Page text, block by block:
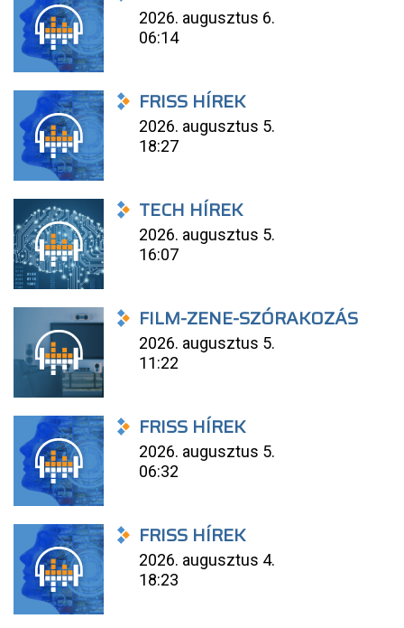
2026. augusztus 6.
06:14
FRISS HÍREK
2026. augusztus 5.
18:27
TECH HÍREK
2026. augusztus 5.
16:07
FILM-ZENE-SZÓRAKOZÁS
2026. augusztus 5.
11:22
FRISS HÍREK
2026. augusztus 5.
06:32
FRISS HÍREK
2026. augusztus 4.
18:23